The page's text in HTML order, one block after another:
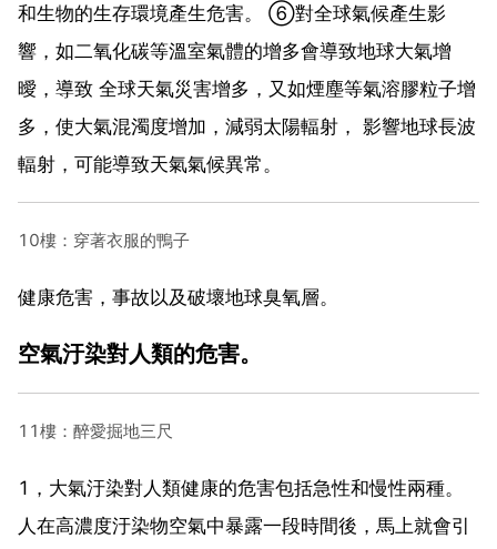
和生物的生存環境產生危害。 ⑥對全球氣候產生影
響，如二氧化碳等溫室氣體的增多會導致地球大氣增
曖，導致 全球天氣災害增多，又如煙塵等氣溶膠粒子增
多，使大氣混濁度增加，減弱太陽輻射， 影響地球長波
輻射，可能導致天氣氣候異常。
10樓：穿著衣服的鴨子
健康危害，事故以及破壞地球臭氧層。
空氣汙染對人類的危害。
11樓：醉愛掘地三尺
1，大氣汙染對人類健康的危害包括急性和慢性兩種。
人在高濃度汙染物空氣中暴露一段時間後，馬上就會引